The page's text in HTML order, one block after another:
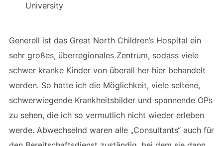
University
Generell ist das Great North Children’s Hospital ein
sehr großes, überregionales Zentrum, sodass viele
schwer kranke Kinder von überall her hier behandelt
werden. So hatte ich die Möglichkeit, viele seltene,
schwerwiegende Krankheitsbilder und spannende OPs
zu sehen, die ich so vermutlich nicht wieder erleben
werde. Abwechselnd waren alle „Consultants“ auch für